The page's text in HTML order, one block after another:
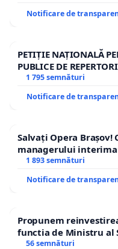
Notificare de
PETIȚIE NAȚIONALĂ
PUBLICE DE
1 795 semnături
Notificare de
Salvați Opera Brașov!
managerului
1 893 semnături
Notificare de
Propunem
functia de Ministru al
56 semnături